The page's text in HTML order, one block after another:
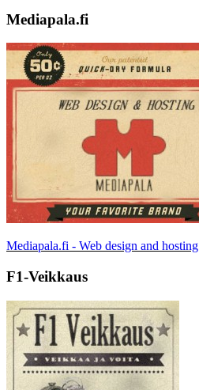
Mediapala.fi
Mediapala.fi - Web design and hosting
F1-Veikkaus